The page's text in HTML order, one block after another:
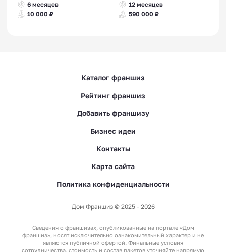
6 месяцев
10 000 ₽
12 месяцев
590 000 ₽
Каталог франшиз
Рейтинг франшиз
Добавить франшизу
Бизнес идеи
Контакты
Карта сайта
Политика конфиденциальности
Дом Франшиз © 2025 - 2026